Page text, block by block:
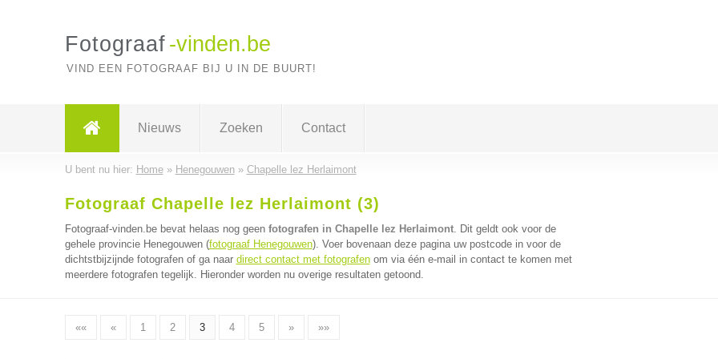
Fotograaf -vinden.be
VIND EEN FOTOGRAAF BIJ U IN DE BUURT!
Nieuws Zoeken Contact
U bent nu hier: Home» Henegouwen» Chapelle lez Herlaimont
Fotograaf Chapelle lez Herlaimont (3)
Fotograaf-vinden.be bevat helaas nog geen fotografen in Chapelle lez Herlaimont. Dit geldt ook voor de
gehele provincie Henegouwen (fotograaf Henegouwen). Voer bovenaan deze pagina uw postcode in voor de
dichtstbijzijnde fotografen of ga naar direct contact met fotografenom via één e-mail in contact te komen met
meerdere fotografen tegelijk. Hieronder worden nu overige resultaten getoond.
«« « 1 2 3 4 5 » »»